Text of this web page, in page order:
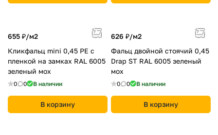
655 ₽/м2
Кликфальц mini 0,45 PE с
пленкой на замках RAL 6005
зеленый мох
0 0 В наличии
В корзину
626 ₽/м2
Фальц двойной стоячий 0,45
Drap ST RAL 6005 зеленый
мох
0 0 В наличии
В корзину